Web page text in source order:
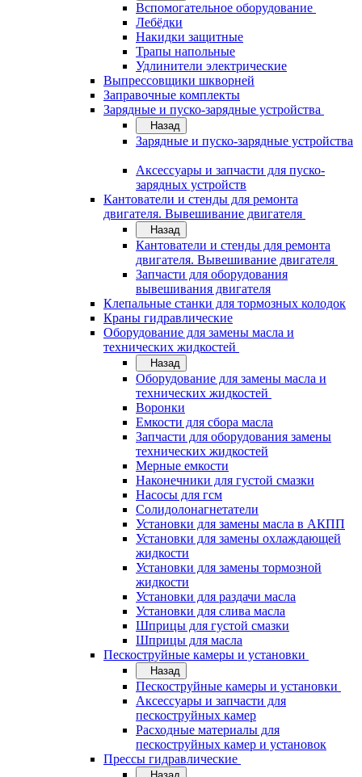
Вспомогательное оборудование
Лебёдки
Накидки защитные
Трапы напольные
Удлинители электрические
Выпрессовщики шкворней
Заправочные комплекты
Зарядные и пуско-зарядные устройства
Назад
Зарядные и пуско-зарядные устройства
Аксессуары и запчасти для пуско-
зарядных устройств
Кантователи и стенды для ремонта
двигателя. Вывешивание двигателя
Назад
Кантователи и стенды для ремонта
двигателя. Вывешивание двигателя
Запчасти для оборудования
вывешивания двигателя
Клепальные станки для тормозных колодок
Краны гидравлические
Оборудование для замены масла и
технических жидкостей
Назад
Оборудование для замены масла и
технических жидкостей
Воронки
Емкости для сбора масла
Запчасти для оборудования замены
технических жидкостей
Мерные емкости
Наконечники для густой смазки
Насосы для гсм
Солидолонагнетатели
Установки для замены масла в АКПП
Установки для замены охлаждающей
жидкости
Установки для замены тормозной
жидкости
Установки для раздачи масла
Установки для слива масла
Шприцы для густой смазки
Шприцы для масла
Пескоструйные камеры и установки
Назад
Пескоструйные камеры и установки
Аксессуары и запчасти для
пескоструйных камер
Расходные материалы для
пескоструйных камер и установок
Прессы гидравлические